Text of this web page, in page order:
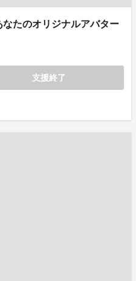
たのオリジナルアバター
支援終了